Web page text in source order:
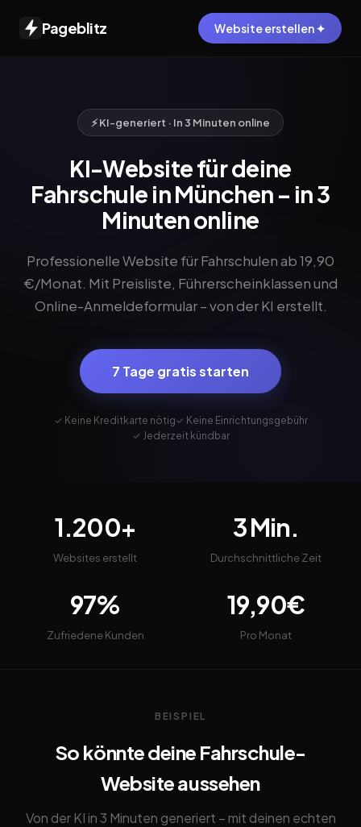
Pageblitz Website erstellen ✦
⚡ KI-generiert · In 3 Minuten online
KI-Website für deine
Fahrschule in München – in 3
Minuten online
Professionelle Website für Fahrschulen ab 19,90
€/Monat. Mit Preisliste, Führerscheinklassen und
Online-Anmeldeformular – von der KI erstellt.
7 Tage gratis starten
✓ Keine Kreditkarte nötig✓ Keine Einrichtungsgebühr
✓ Jederzeit kündbar
1.200+
Websites erstellt
3 Min.
Durchschnittliche Zeit
97%
Zufriedene Kunden
19,90€
Pro Monat
BEISPIEL
So könnte deine Fahrschule-
Website aussehen
Von der KI in 3 Minuten generiert – mit deinen echten